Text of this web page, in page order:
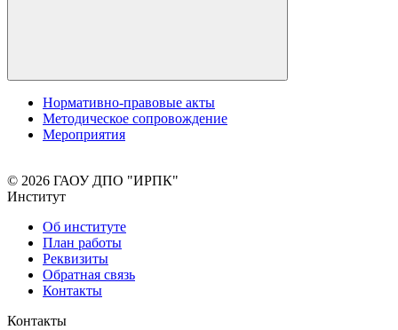
Нормативно-правовые акты
Методическое сопровождение
Мероприятия
© 2026 ГАОУ ДПО "ИРПК"
Институт
Об институте
План работы
Реквизиты
Обратная связь
Контакты
Контакты